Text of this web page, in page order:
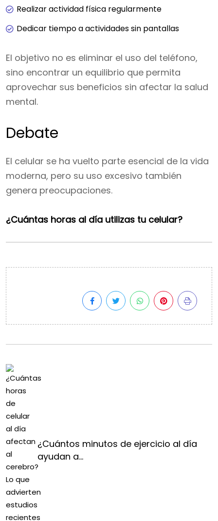
Realizar actividad física regularmente
Dedicar tiempo a actividades sin pantallas
El objetivo no es eliminar el uso del teléfono,
sino encontrar un equilibrio que permita
aprovechar sus beneficios sin afectar la salud
mental.
Debate
El celular se ha vuelto parte esencial de la vida
moderna, pero su uso excesivo también
genera preocupaciones.
¿Cuántas horas al día utilizas tu celular?
¿Cuántos minutos de ejercicio al día
ayudan a...